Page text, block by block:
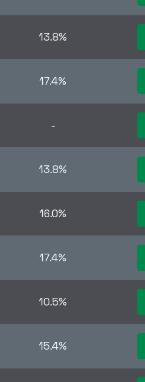
13.8%
17.4%
-
13.8%
16.0%
17.4%
10.5%
15.4%